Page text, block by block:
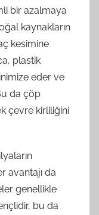
bir azalmaya
kaynakların
kesimine
plastik
eder ve
da çöp
çevre kirliliğini
avantajı da
genellikle
bu da